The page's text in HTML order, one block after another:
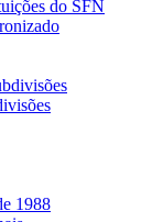
do SFN
1988